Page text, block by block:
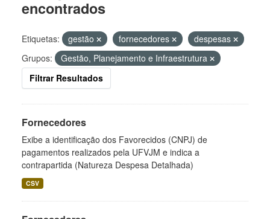
encontrados
Etiquetas: gestão fornecedores
despesas
Grupos:
Gestão, Planejamento e Infraestrutura
Filtrar Resultados
Fornecedores
Exibe a identificação dos Favorecidos (CNPJ) de
pagamentos realizados pela UFVJM e indica a
contrapartida (Natureza Despesa Detalhada)
CSV